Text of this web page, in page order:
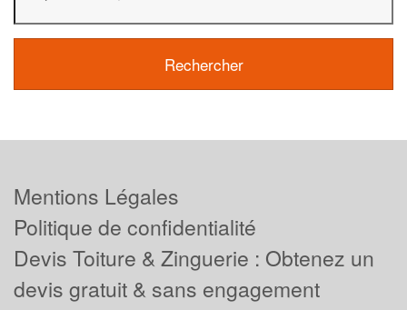
Mentions Légales
Politique de confidentialité
Devis Toiture & Zinguerie : Obtenez un
devis gratuit & sans engagement